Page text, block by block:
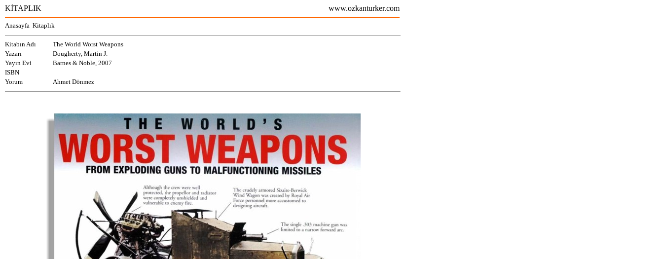
KİTAPLIK www.ozkanturker.com
Anasayfa Kitaplık
Kitabın Adı
The World Worst Weapons
Yazarı
Dougherty, Martin J.
Yayın Evi
Barnes & Noble, 2007
ISBN
Yorum
Ahmet Dönmez